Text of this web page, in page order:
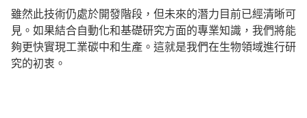
雖然此技術仍處於開發階段，但未來的潛力目前已經清晰可
見。如果結合自動化和基礎研究方面的專業知識，我們將能
夠更快實現工業碳中和生產。這就是我們在生物領域進行研
究的初衷。